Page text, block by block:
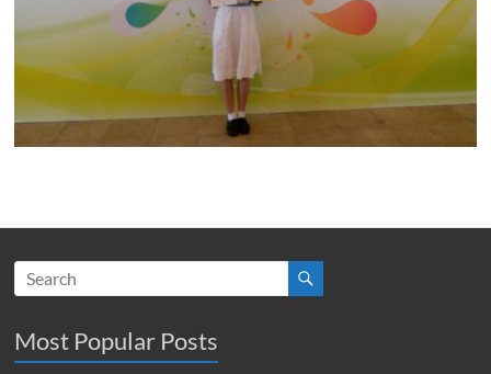
Most Popular Posts